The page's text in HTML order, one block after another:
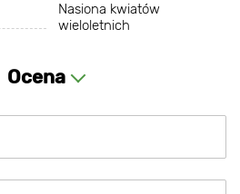
Nasiona kwiatów
wieloletnich
Ocena